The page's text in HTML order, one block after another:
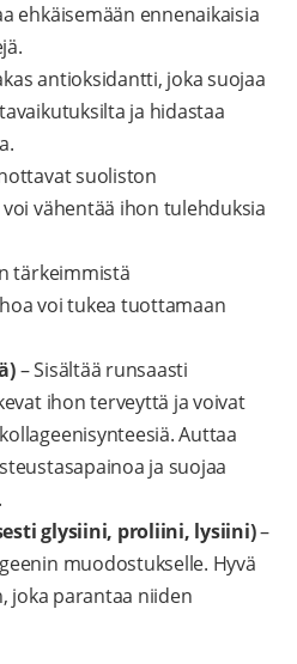
ehkäisemään ennenaikaisia
antioksidantti, joka suojaa
ja hidastaa
suoliston
vähentää ihon tulehduksia
tärkeimmistä
voi tukea tuottamaan
– Sisältää runsaasti
ihon terveyttä ja voivat
Auttaa
ja suojaa
glysiini, proliini, lysiini)–
muodostukselle. Hyvä
joka parantaa niiden